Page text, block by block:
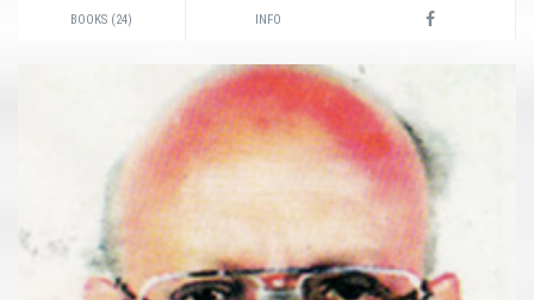
BOOKS (24) INFO